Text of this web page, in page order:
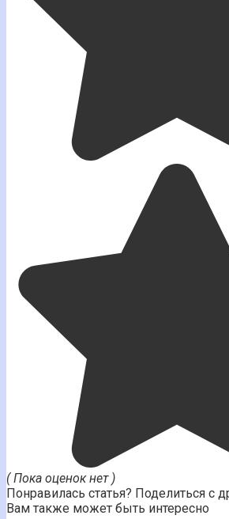
( Пока оценок нет )
Понравилась статья? Поделиться с
Вам также может быть интересно